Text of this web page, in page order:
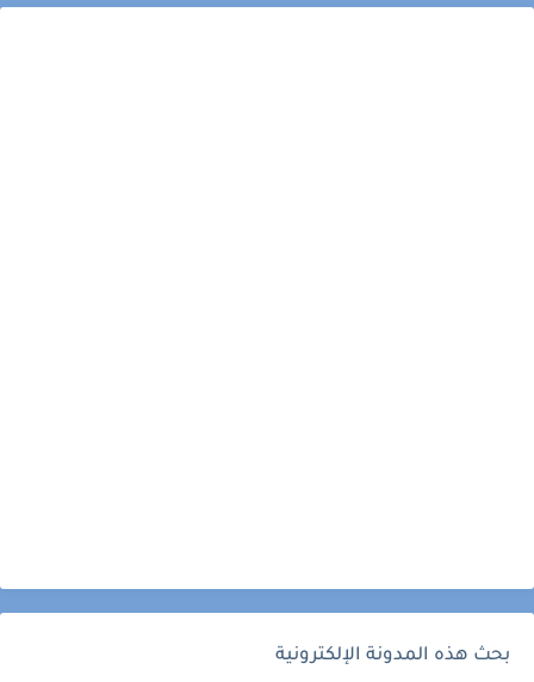
بحث هذه المدونة الإلكترونية